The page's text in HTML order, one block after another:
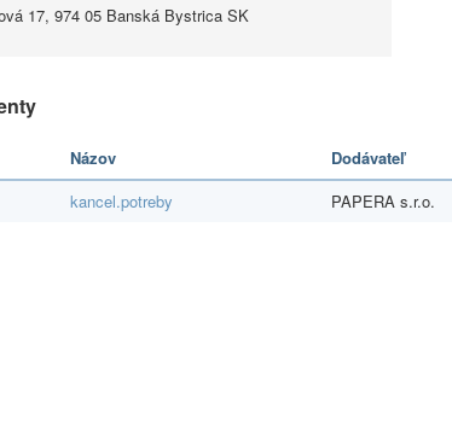
17, 974 05 Banská Bystrica SK
Názov Dodávateľ
kancel.potreby PAPERA s.r.o.